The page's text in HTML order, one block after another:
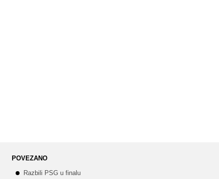
POVEZANO
Razbili PSG u finalu